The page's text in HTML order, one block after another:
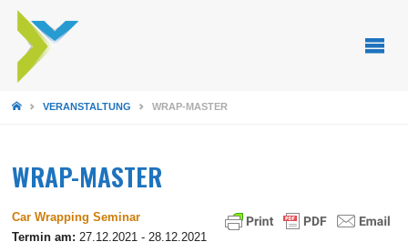
STARTSEITE
VERANSTALTUNG WRAP-MASTER
WRAP-MASTER
Car Wrapping Seminar
Termin am: 27.12.2021 - 28.12.2021